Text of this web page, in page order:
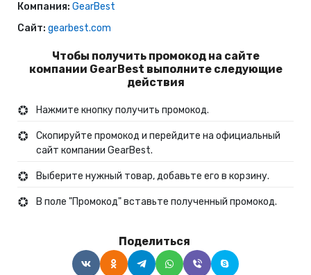
Компания: GearBest
Сайт: gearbest.com
Чтобы получить промокод на сайте
компании GearBest выполните следующие
действия
Нажмите кнопку получить промокод.
Скопируйте промокод и перейдите на официальный
сайт компании GearBest.
Выберите нужный товар, добавьте его в корзину.
В поле "Промокод" вставьте полученный промокод.
Поделиться